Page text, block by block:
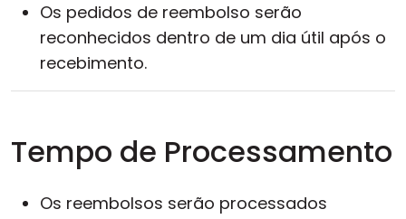
Os pedidos de reembolso serão
reconhecidos dentro de um dia útil após o
recebimento.
Tempo de Processamento
Os reembolsos serão processados